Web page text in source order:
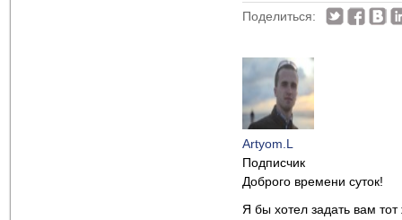
Поделиться:
Artyom.L
Подписчик
Доброго времени суток!
Я бы хотел задать вам